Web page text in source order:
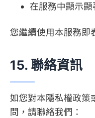
在服務中顯示顯
您繼續使用本服務即
15. 聯絡資訊
如您對本隱私權政策
問，請聯絡我們：